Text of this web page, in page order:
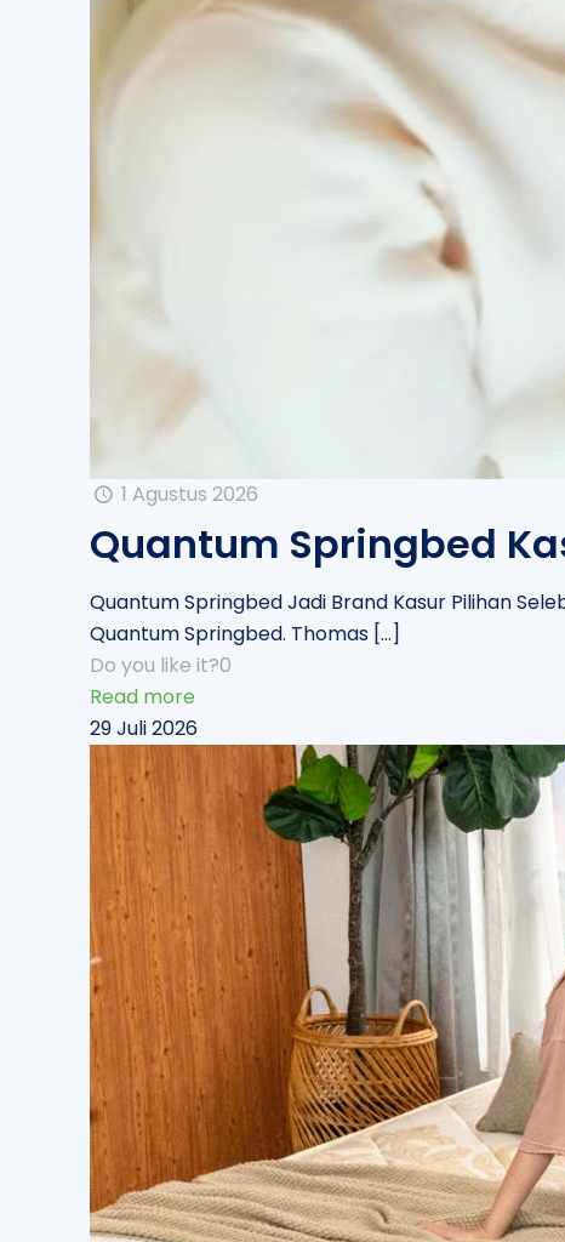
1 Agustus 2026
Quantum Springbed
Quantum Springbed Jadi Brand Kasur Pilihan
Quantum Springbed. Thomas […]
Do you like it?0
Read more
29 Juli 2026